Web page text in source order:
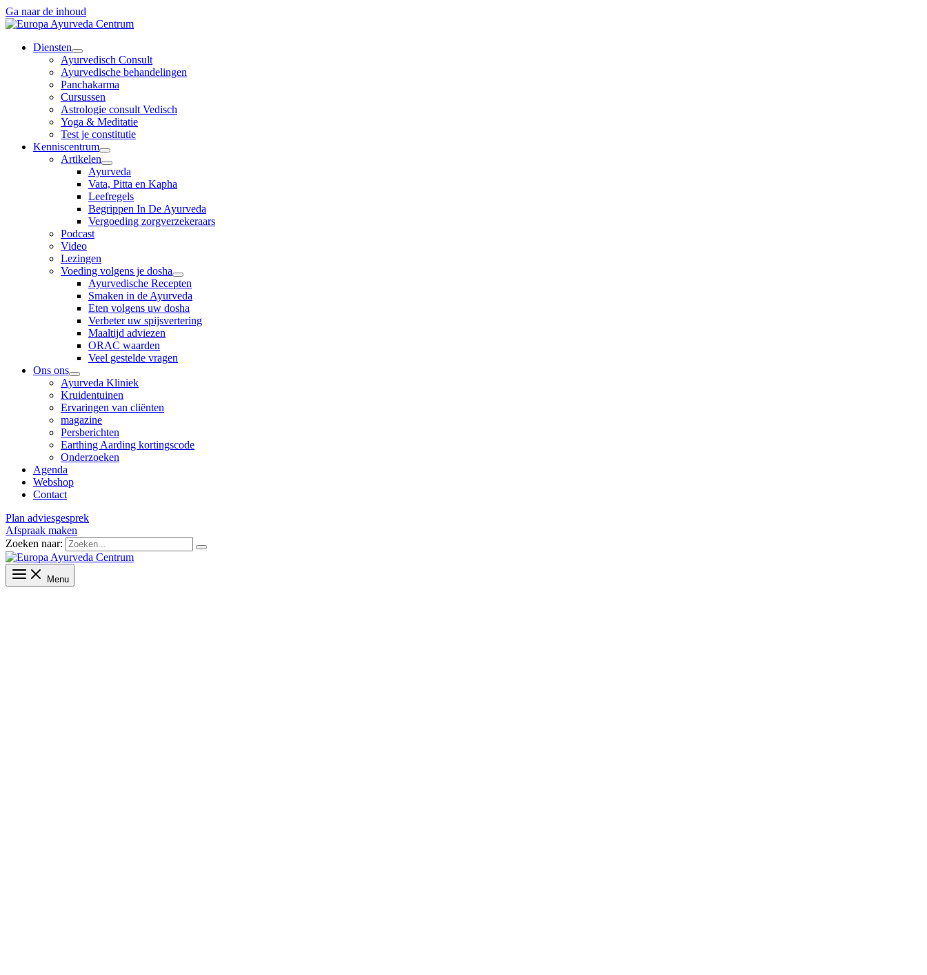
Ga naar de inhoud
Diensten
Ayurvedisch Consult
Ayurvedische behandelingen
Panchakarma
Cursussen
Astrologie consult Vedisch
Yoga & Meditatie
Test je constitutie
Kenniscentrum
Artikelen
Ayurveda
Vata, Pitta en Kapha
Leefregels
Begrippen In De Ayurveda
Vergoeding zorgverzekeraars
Podcast
Video
Lezingen
Voeding volgens je dosha
Ayurvedische Recepten
Smaken in de Ayurveda
Eten volgens uw dosha
Verbeter uw spijsvertering
Maaltijd adviezen
ORAC waarden
Veel gestelde vragen
Ons ons
Ayurveda Kliniek
Kruidentuinen
Ervaringen van cliënten
magazine
Persberichten
Earthing Aarding kortingscode
Onderzoeken
Agenda
Webshop
Contact
Plan adviesgesprek
Afspraak maken
Zoeken naar:
Menu